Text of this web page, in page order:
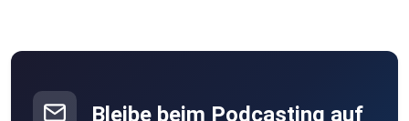
Bleibe beim Podcasting auf